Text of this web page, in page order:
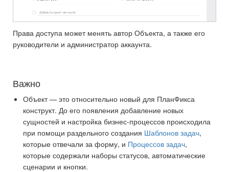
Права доступа может менять автор Объекта, а также его
руководители и администратор аккаунта.
Важно
Объект — это относительно новый для ПланФикса
конструкт. До его появления добавление новых
сущностей и настройка бизнес-процессов происходила
при помощи раздельного создания Шаблонов задач,
которые отвечали за форму, и Процессов задач,
которые содержали наборы статусов, автоматические
сценарии и кнопки.